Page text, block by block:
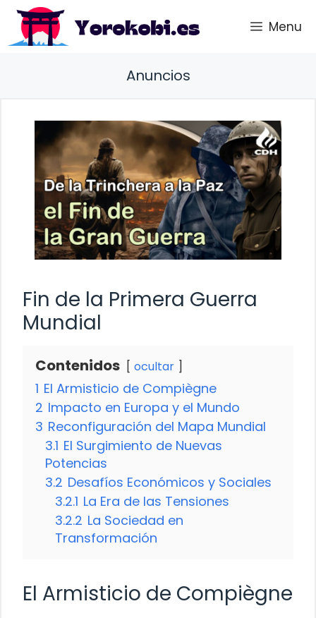
Saltar
contenido
Menu
Anuncios
Fin de la Primera Guerra
Mundial
Contenidos ocultar
1 El Armisticio de Compiègne
2 Impacto en Europa y el Mundo
3 Reconfiguración del Mapa Mundial
3.1 El Surgimiento de Nuevas
Potencias
3.2 Desafíos Económicos y Sociales
3.2.1 La Era de las Tensiones
3.2.2 La Sociedad en
Transformación
El Armisticio de Compiègne